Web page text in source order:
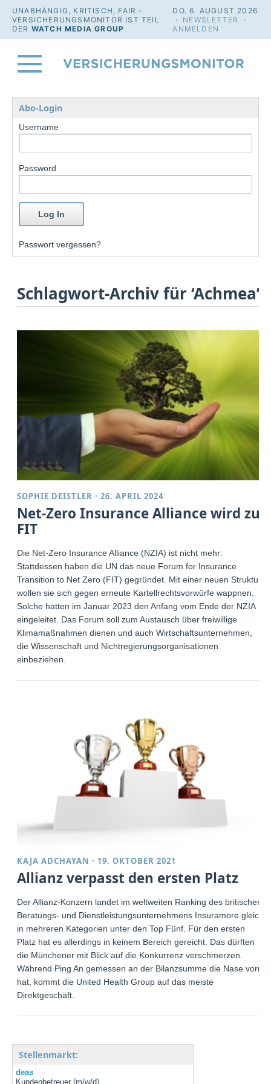
UNABHÄNGIG, KRITISCH, FAIR -
VERSICHERUNGSMONITOR IST TEIL
DER WATCH MEDIA GROUP
DO. 6. AUGUST 2026
· NEWSLETTER
·
ANMELDEN
Abo-Login
Username
Password
Passwort vergessen?
Schlagwort-Archiv für ‘Achmea’
SOPHIE DEISTLER ·26. APRIL 2024
Net-Zero Insurance Alliance wird zu
FIT
Die Net-Zero Insurance Alliance (NZIA) ist nicht mehr:
Stattdessen haben die UN das neue Forum for Insurance
Transition to Net Zero (FIT) gegründet. Mit einer neuen Struktur
wollen sie sich gegen erneute Kartellrechtsvorwürfe wappnen.
Solche hatten im Januar 2023 den Anfang vom Ende der NZIA
eingeleitet. Das Forum soll zum Austausch über freiwillige
Klimamaßnahmen dienen und auch Wirtschaftsunternehmen,
die Wissenschaft und Nichtregierungsorganisationen
einbeziehen.
KAJA ADCHAYAN · 19. OKTOBER 2021
Allianz verpasst den ersten Platz
Der Allianz-Konzern landet im weltweiten Ranking des britischen
Beratungs- und Dienstleistungsunternehmens Insuramore gleich
in mehreren Kategorien unter den Top Fünf. Für den ersten
Platz hat es allerdings in keinem Bereich gereicht. Das dürften
die Münchener mit Blick auf die Konkurrenz verschmerzen.
Während Ping An gemessen an der Bilanzsumme die Nase vorn
hat, kommt die United Health Group auf das meiste
Direktgeschäft.
Stellenmarkt:
deas
Kundenbetreuer (m/w/d)